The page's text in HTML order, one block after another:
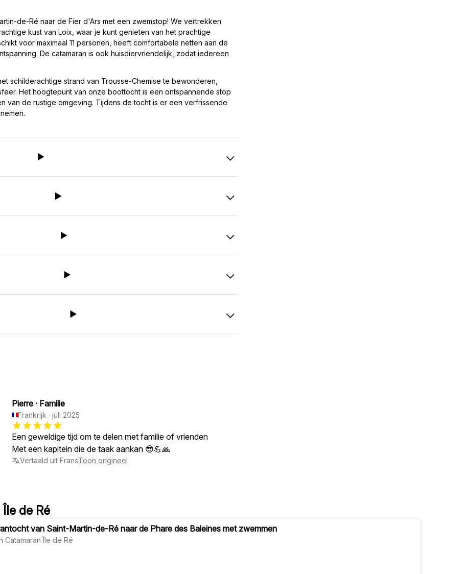
de-Ré naar de Fier d'Ars met een zwemstop! We vertrekken
kust van Loix, waar je kunt genieten van het prachtige
voor maximaal 11 personen, heeft comfortabele netten aan de
De catamaran is ook huisdiervriendelijk, zodat iedereen
schilderachtige strand van Trousse-Chemise te bewonderen,
Het hoogtepunt van onze boottocht is een ontspannende stop
van de rustige omgeving. Tijdens de tocht is er een verfrissende
Pierre · Familie
Frankrijk · juli 2025
Een geweldige tijd om te delen met familie of vrienden
Met een kapitein die de taak aankan 😎💪🙏
Vertaald uit FransToon origineel
de Ré
van Saint-Martin-de-Ré naar de Phare des Baleines met zwemmen
Catamaran Île de Ré